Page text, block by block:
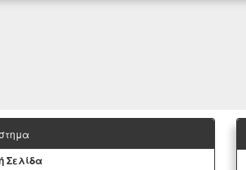
Σελίδα